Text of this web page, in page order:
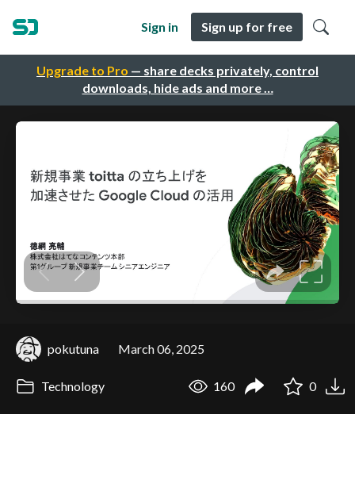
Upgrade to Pro — share decks privately, control
downloads, hide ads and more …
Sign in Sign up for free
pokutuna March 06, 2025
Technology 160 0